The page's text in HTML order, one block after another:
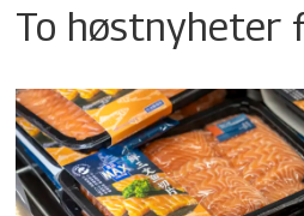
To høstnyheter